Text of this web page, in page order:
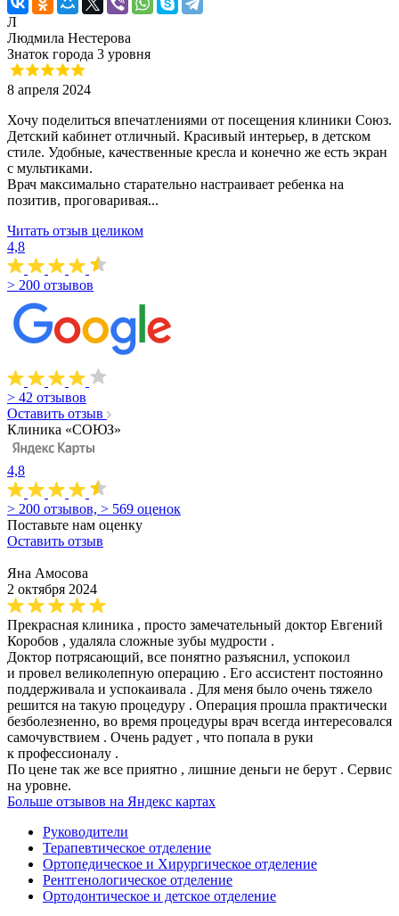
Л
Людмила Нестерова
Знаток города 3 уровня
8 апреля 2024
Хочу поделиться впечатлениями от посещения клиники Союз.
Детский кабинет отличный. Красивый интерьер, в детском
стиле. Удобные, качественные кресла и конечно же есть экран
с мультиками.
Врач максимально старательно настраивает ребенка на
позитив, проговаривая...
Читать отзыв целиком
4,8
> 200 отзывов
> 42 отзывов
Оставить отзыв
Клиника «СОЮЗ»
4,8
> 200 отзывов, > 569 оценок
Поставьте нам оценку
Оставить отзыв
Яна Амосова
2 октября 2024
Прекрасная клиника , просто замечательный доктор Евгений
Коробов , удаляла сложные зубы мудрости .
Доктор потрясающий, все понятно разъяснил, успокоил
и провел великолепную операцию . Его ассистент постоянно
поддерживала и успокаивала . Для меня было очень тяжело
решится на такую процедуру . Операция прошла практически
безболезненно, во время процедуры врач всегда интересовался
самочувствием . Очень радует , что попала в руки
к профессионалу .
По цене так же все приятно , лишние деньги не берут . Сервис
на уровне.
Больше отзывов на Яндекс картах
Руководители
Терапевтическое отделение
Ортопедическое и Хирургическое отделение
Рентгенологическое отделение
Ортодонтическое и детское отделение